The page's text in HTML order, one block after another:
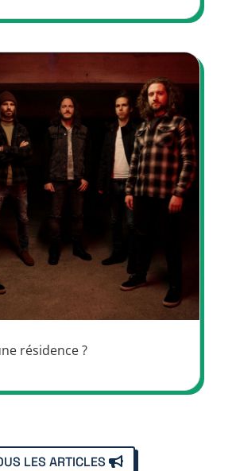
résidence ?
LES ARTICLES